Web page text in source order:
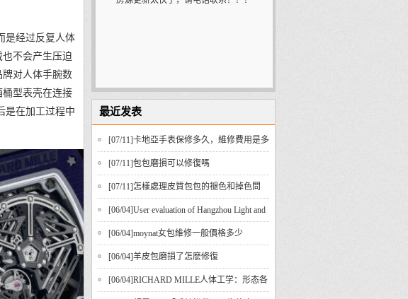
是经过反复人体
不会产生压迫
对人体手腕数
型表壳在连接
是在加工过程中
最近发表
[07/11]​卡地亞手表保修多久，維修費用是多
少？
[07/11]​包包磨損可以修復嗎
[07/11]​怎樣處理皮質包包的褪色和掉色問
題？
[06/04]User evaluation of Hangzhou Light and
Shadow Wedding Photography
[06/04]​moynat女包維修一般價格多少
[06/04]羊皮包磨損了怎麽修復
[06/04]RICHARD MILLE人体工学：形态各